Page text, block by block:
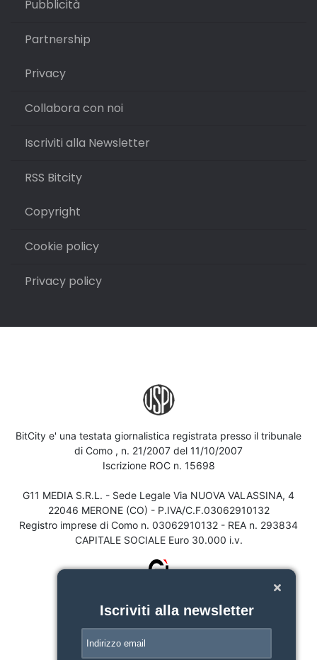
Pubblicità
Partnership
Privacy
Collabora con noi
Iscriviti alla Newsletter
RSS Bitcity
Copyright
Cookie policy
Privacy policy
BitCity e' una testata giornalistica registrata presso il tribunale
di Como , n. 21/2007 del 11/10/2007
Iscrizione ROC n. 15698
G11 MEDIA S.R.L. - Sede Legale Via NUOVA VALASSINA, 4
22046 MERONE (CO) - P.IVA/C.F.03062910132
Registro imprese di Como n. 03062910132 - REA n. 293834
CAPITALE SOCIALE Euro 30.000 i.v.
Iscriviti alla newsletter